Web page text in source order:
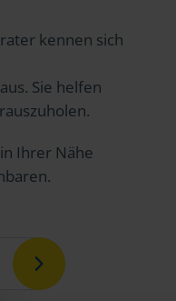
kennen sich
Sie helfen
Ihrer Nähe